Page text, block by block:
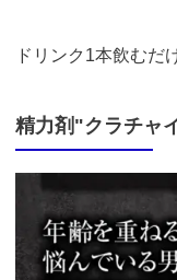
ドリンク1本飲むだ
精力剤"クラチャ